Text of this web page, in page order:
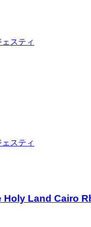
ェスティ
ェスティ
Land Cairo